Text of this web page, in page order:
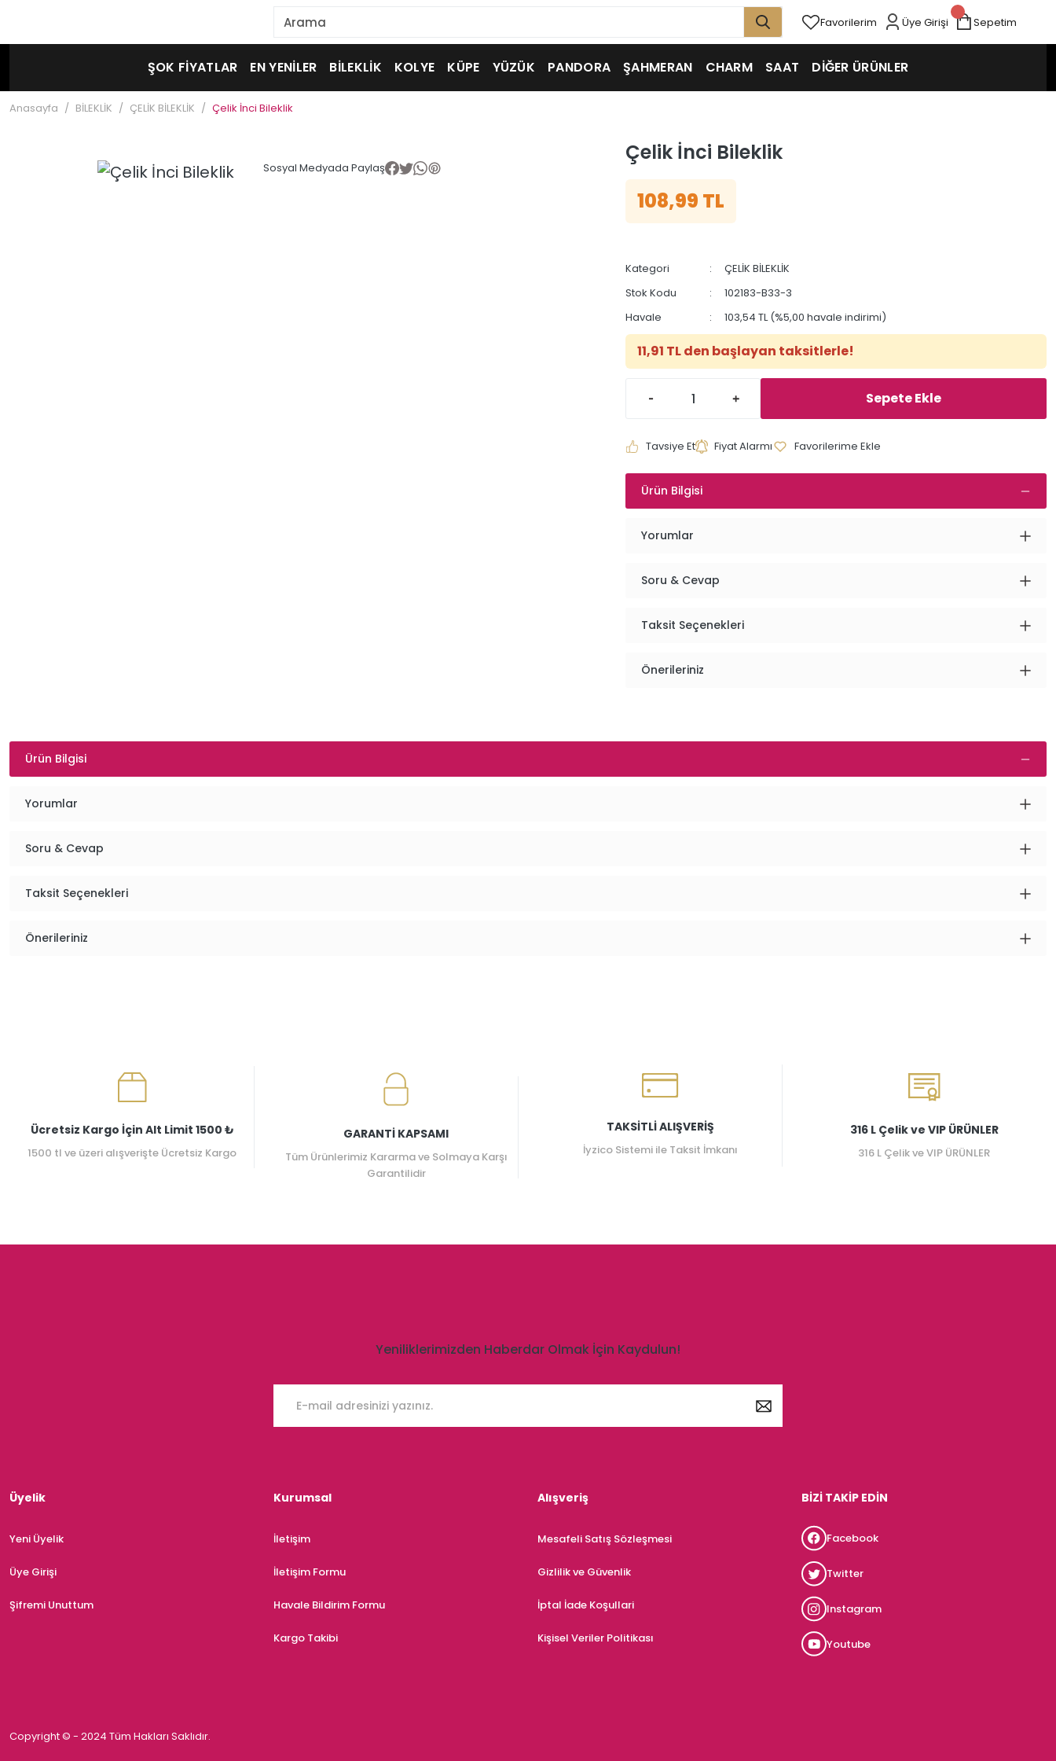
Favorilerim Üye Girişi Sepetim
ŞOK FİYATLAR EN YENİLER BİLEKLİK KOLYE KÜPE YÜZÜK PANDORA ŞAHMERAN CHARM SAAT DİĞER ÜRÜNLER
Anasayfa BİLEKLİK ÇELİK BİLEKLİK Çelik İnci Bileklik
Sosyal Medyada Paylaş
Çelik İnci Bileklik
108,99 TL
Kategori
ÇELİK BİLEKLİK
Stok Kodu
102183-B33-3
Havale
103,54 TL (%5,00 havale indirimi)
11,91 TL den başlayan taksitlerle!
Sepete Ekle
Tavsiye Et Fiyat Alarmı
Ürün Bilgisi
Yorumlar
Soru & Cevap
Taksit Seçenekleri
Önerileriniz
Ürün Bilgisi
Yorumlar
Soru & Cevap
Taksit Seçenekleri
Önerileriniz
Ücretsiz Kargo İçin Alt Limit 1500 ₺
1500 tl ve üzeri alışverişte Ücretsiz Kargo
GARANTİ KAPSAMI
Tüm Ürünlerimiz Kararma ve Solmaya Karşı
Garantilidir
TAKSİTLİ ALIŞVERİŞ
İyzico Sistemi ile Taksit İmkanı
316 L Çelik ve VIP ÜRÜNLER
316 L Çelik ve VIP ÜRÜNLER
Yeniliklerimizden Haberdar Olmak İçin Kaydulun!
Üyelik
Yeni Üyelik
Üye Girişi
Şifremi Unuttum
Kurumsal
İletişim
İletişim Formu
Havale Bildirim Formu
Kargo Takibi
Alışveriş
Mesafeli Satış Sözleşmesi
Gizlilik ve Güvenlik
İptal İade Koşullari
Kişisel Veriler Politikası
BİZİ TAKİP EDİN
Facebook
Twitter
Instagram
Youtube
Copyright © - 2024 Tüm Hakları Saklıdır.